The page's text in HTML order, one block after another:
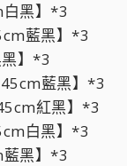
黑】*3
藍黑】*3
】*3
藍黑】*3
紅黑】*3
白黑】*3
黑】*3